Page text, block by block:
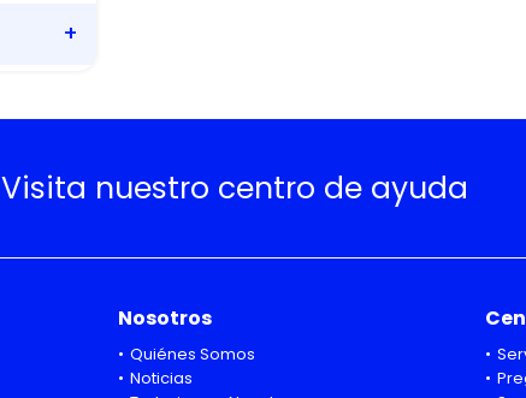
Visita nuestro centro de ayuda
Nosotros
Quiénes Somos
Noticias